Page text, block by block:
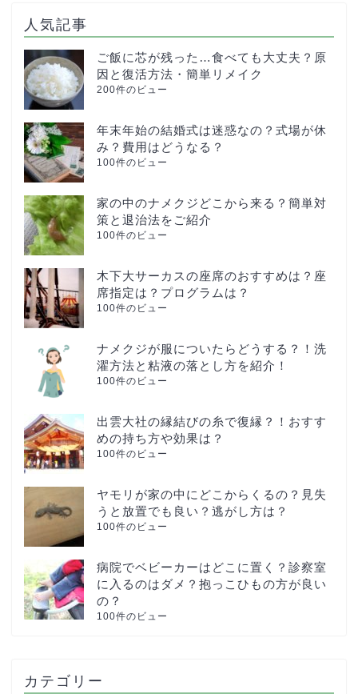
人気記事
ご飯に芯が残った…食べても大丈夫？原
因と復活方法・簡単リメイク
200件のビュー
年末年始の結婚式は迷惑なの？式場が休
み？費用はどうなる？
100件のビュー
家の中のナメクジどこから来る？簡単対
策と退治法をご紹介
100件のビュー
木下大サーカスの座席のおすすめは？座
席指定は？プログラムは？
100件のビュー
ナメクジが服についたらどうする？！洗
濯方法と粘液の落とし方を紹介！
100件のビュー
出雲大社の縁結びの糸で復縁？！おすす
めの持ち方や効果は？
100件のビュー
ヤモリが家の中にどこからくるの？見失
うと放置でも良い？逃がし方は？
100件のビュー
病院でベビーカーはどこに置く？診察室
に入るのはダメ？抱っこひもの方が良い
の？
100件のビュー
カテゴリー